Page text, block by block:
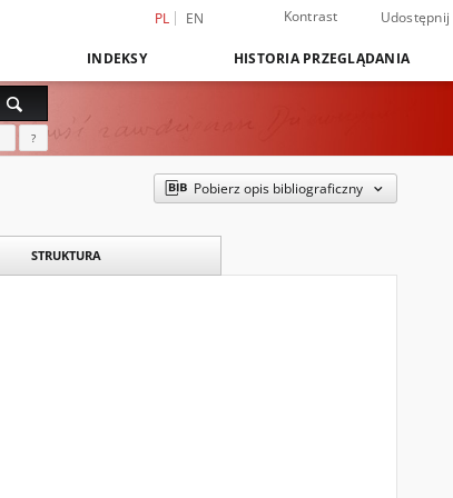
PL EN Kontrast Udostępnij
INDEKSY HISTORIA PRZEGLĄDANIA
?
Pobierz opis bibliograficzny
STRUKTURA